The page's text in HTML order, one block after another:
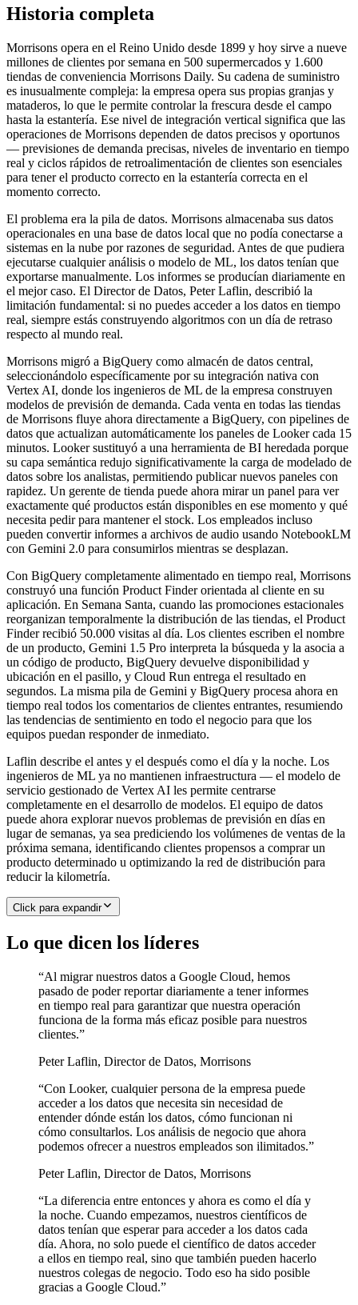
Historia completa
Morrisons opera en el Reino Unido desde 1899 y hoy sirve a nueve
millones de clientes por semana en 500 supermercados y 1.600
tiendas de conveniencia Morrisons Daily. Su cadena de suministro
es inusualmente compleja: la empresa opera sus propias granjas y
mataderos, lo que le permite controlar la frescura desde el campo
hasta la estantería. Ese nivel de integración vertical significa que las
operaciones de Morrisons dependen de datos precisos y oportunos
— previsiones de demanda precisas, niveles de inventario en tiempo
real y ciclos rápidos de retroalimentación de clientes son esenciales
para tener el producto correcto en la estantería correcta en el
momento correcto.
El problema era la pila de datos. Morrisons almacenaba sus datos
operacionales en una base de datos local que no podía conectarse a
sistemas en la nube por razones de seguridad. Antes de que pudiera
ejecutarse cualquier análisis o modelo de ML, los datos tenían que
exportarse manualmente. Los informes se producían diariamente en
el mejor caso. El Director de Datos, Peter Laflin, describió la
limitación fundamental: si no puedes acceder a los datos en tiempo
real, siempre estás construyendo algoritmos con un día de retraso
respecto al mundo real.
Morrisons migró a BigQuery como almacén de datos central,
seleccionándolo específicamente por su integración nativa con
Vertex AI, donde los ingenieros de ML de la empresa construyen
modelos de previsión de demanda. Cada venta en todas las tiendas
de Morrisons fluye ahora directamente a BigQuery, con pipelines de
datos que actualizan automáticamente los paneles de Looker cada 15
minutos. Looker sustituyó a una herramienta de BI heredada porque
su capa semántica redujo significativamente la carga de modelado de
datos sobre los analistas, permitiendo publicar nuevos paneles con
rapidez. Un gerente de tienda puede ahora mirar un panel para ver
exactamente qué productos están disponibles en ese momento y qué
necesita pedir para mantener el stock. Los empleados incluso
pueden convertir informes a archivos de audio usando NotebookLM
con Gemini 2.0 para consumirlos mientras se desplazan.
Con BigQuery completamente alimentado en tiempo real, Morrisons
construyó una función Product Finder orientada al cliente en su
aplicación. En Semana Santa, cuando las promociones estacionales
reorganizan temporalmente la distribución de las tiendas, el Product
Finder recibió 50.000 visitas al día. Los clientes escriben el nombre
de un producto, Gemini 1.5 Pro interpreta la búsqueda y la asocia a
un código de producto, BigQuery devuelve disponibilidad y
ubicación en el pasillo, y Cloud Run entrega el resultado en
segundos. La misma pila de Gemini y BigQuery procesa ahora en
tiempo real todos los comentarios de clientes entrantes, resumiendo
las tendencias de sentimiento en todo el negocio para que los
equipos puedan responder de inmediato.
Laflin describe el antes y el después como el día y la noche. Los
ingenieros de ML ya no mantienen infraestructura — el modelo de
servicio gestionado de Vertex AI les permite centrarse
completamente en el desarrollo de modelos. El equipo de datos
puede ahora explorar nuevos problemas de previsión en días en
lugar de semanas, ya sea prediciendo los volúmenes de ventas de la
próxima semana, identificando clientes propensos a comprar un
producto determinado u optimizando la red de distribución para
reducir la kilometría.
Click para expandir
Lo que dicen los líderes
“Al migrar nuestros datos a Google Cloud, hemos
pasado de poder reportar diariamente a tener informes
en tiempo real para garantizar que nuestra operación
funciona de la forma más eficaz posible para nuestros
clientes.”
Peter Laflin, Director de Datos, Morrisons
“Con Looker, cualquier persona de la empresa puede
acceder a los datos que necesita sin necesidad de
entender dónde están los datos, cómo funcionan ni
cómo consultarlos. Los análisis de negocio que ahora
podemos ofrecer a nuestros empleados son ilimitados.”
Peter Laflin, Director de Datos, Morrisons
“La diferencia entre entonces y ahora es como el día y
la noche. Cuando empezamos, nuestros científicos de
datos tenían que esperar para acceder a los datos cada
día. Ahora, no solo puede el científico de datos acceder
a ellos en tiempo real, sino que también pueden hacerlo
nuestros colegas de negocio. Todo eso ha sido posible
gracias a Google Cloud.”